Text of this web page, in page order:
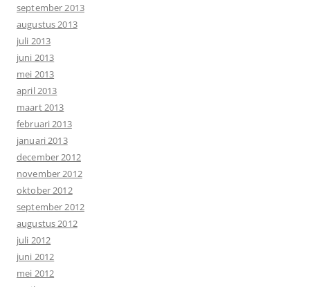
september 2013
augustus 2013
juli 2013
juni 2013
mei 2013
april 2013
maart 2013
februari 2013
januari 2013
december 2012
november 2012
oktober 2012
september 2012
augustus 2012
juli 2012
juni 2012
mei 2012